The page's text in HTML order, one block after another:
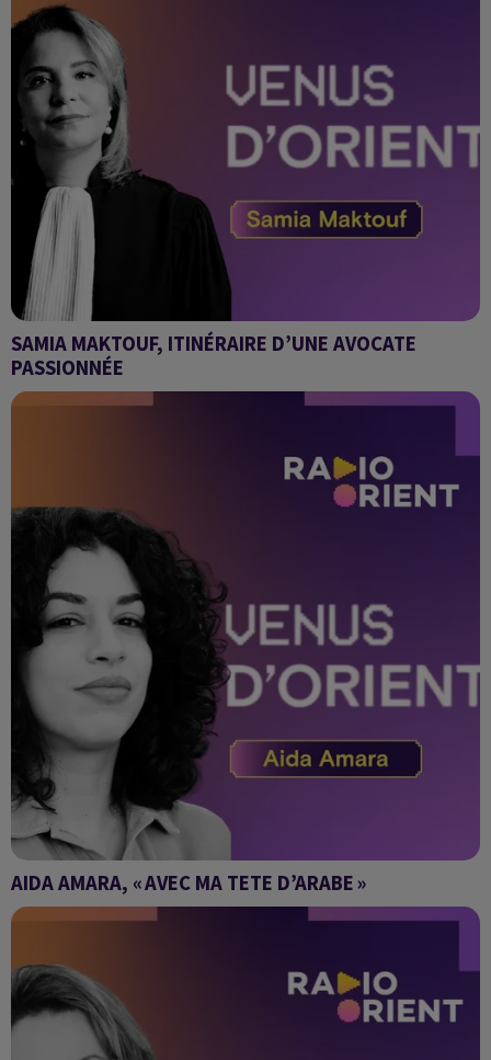
SAMIA MAKTOUF, ITINÉRAIRE D’UNE AVOCATE
PASSIONNÉE
Venus d'Orient
AIDA AMARA, « AVEC MA TETE D’ARABE »
Venus d'Orient